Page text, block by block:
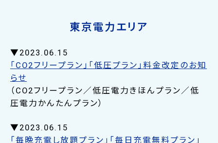
東京電力エリア
▼2023.06.15
「CO2フリープラン」「低圧プラン」料金改定のお知
らせ
（CO2フリープラン／低圧電力きほんプラン／低
圧電力かんたんプラン）
▼2023.06.15
「毎晩充電し放題プラン」「毎日充電無料プラン」